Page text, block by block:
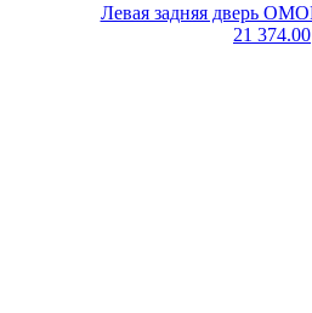
Левая задняя дверь
21 374.00